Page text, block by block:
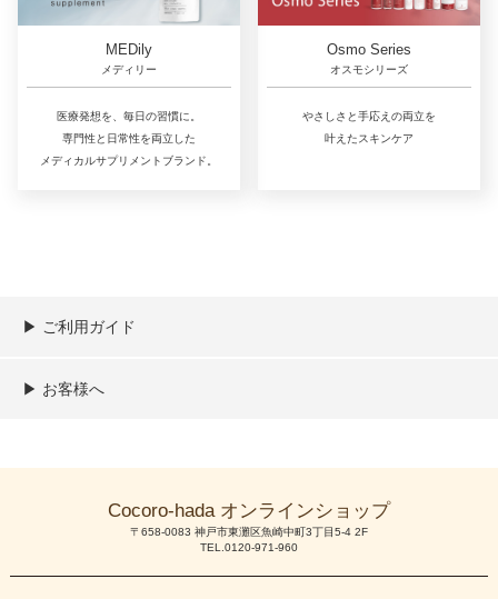
MEDily
メディリー
医療発想を、毎日の習慣に。
専門性と日常性を両立した
メディカルサプリメントブランド。
Osmo Series
オスモシリーズ
やさしさと手応えの両立を
叶えたスキンケア
▶︎ ご利用ガイド
ご利用ガイド
決済／配送／送料について
取り扱い商品一覧
顧客情報の取扱について
特定商取引法の表記
▶︎ お客様へ
Cocoro-hada オンラインショップ
〒658-0083 神戸市東灘区魚崎中町3丁目5-4 2F
TEL.0120-971-960